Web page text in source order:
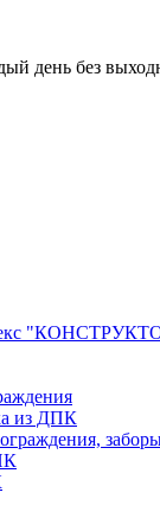
день без
из ДПК